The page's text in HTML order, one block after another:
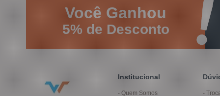
VocêGanhou
5%de Desconto
Institucional
Quem Somos